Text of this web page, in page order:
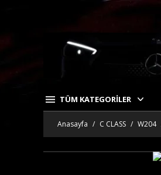
TÜM KATEGORİLER
Anasayfa C CLASS W204